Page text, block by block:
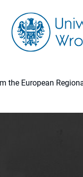
the European